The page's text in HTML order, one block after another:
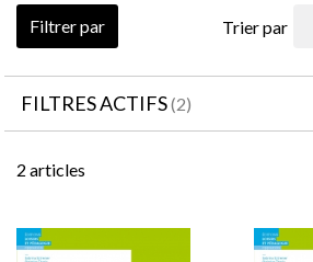
2 articles
Trier par
Filtrer par
FILTRES ACTIFS